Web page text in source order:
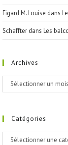
Figard M. Louise dans
Schaffter dans Les
Archives
Archives
Sélectionner un mois
Catégories
Catégories
Sélectionner une